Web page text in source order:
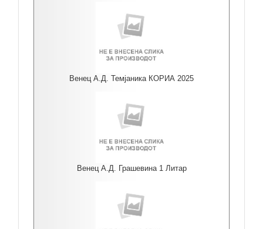
Венец А.Д. Темјаника КОРИА 2025
Венец А.Д. Грашевина 1 Литар